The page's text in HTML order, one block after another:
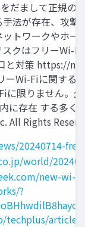
だまして正規の
法が存在、攻
トワークやホ
クはフリーWi-
と対策 https://
Wi-Fiに関する
に限りません。
に存在 する多
All Rights
20240714-
world/
new-wi-
?
techplus/article/